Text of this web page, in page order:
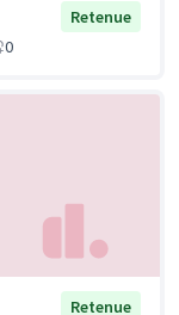
Retenue
0
Retenue